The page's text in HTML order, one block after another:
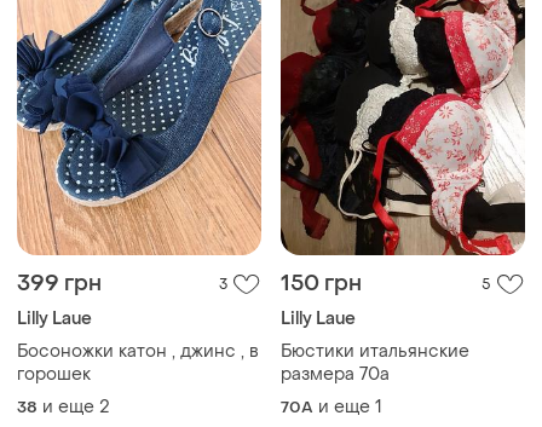
399 грн 3
Lilly Laue
Босоножки катон , джинс , в
горошек
38 и еще 2
150 грн 5
Lilly Laue
Бюстики итальянские
размера 70а
70A и еще 1